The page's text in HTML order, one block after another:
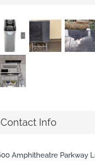
метод: kraken
Contact Info
Amphitheatre Parkway